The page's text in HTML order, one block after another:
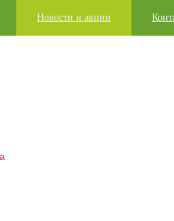
Новости и акции